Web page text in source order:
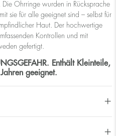
Ohrringe wurden in Rücksprache
sie für alle geeignet sind – selbst für
Haut. Der hochwertige
Kontrollen und mit
gefertigt.
Enthält Kleinteile,
geeignet.